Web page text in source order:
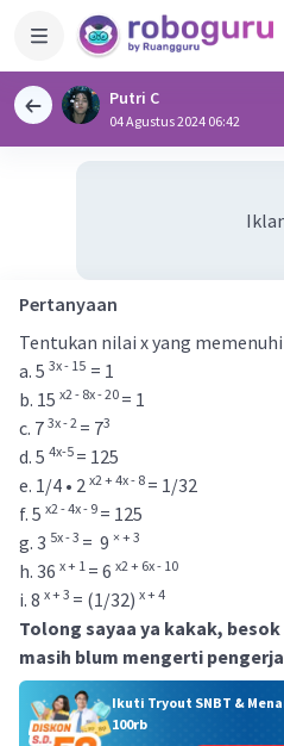
Putri C
04 Agustus 2024 06:42
Pertanyaan
Tentukan nilai x yang
a. 5 3x - 15 = 1
b. 15 x2 - 8x - 20 = 1
c. 7 3x - 2 = 73
d. 5 4x-5 = 125
e. 1/4 • 2 x2 + 4x - 8 = 1/32
f. 5 x2 - 4x - 9 = 125
g. 3 5x - 3 = 9 × + 3
h. 36 x + 1 = 6 x2 + 6x - 10
i. 8 x + 3 = (1/32) x + 4
Tolong sayaa ya kakak,
masih blum mengerti
Ikuti Tryout SNBT &
100rb